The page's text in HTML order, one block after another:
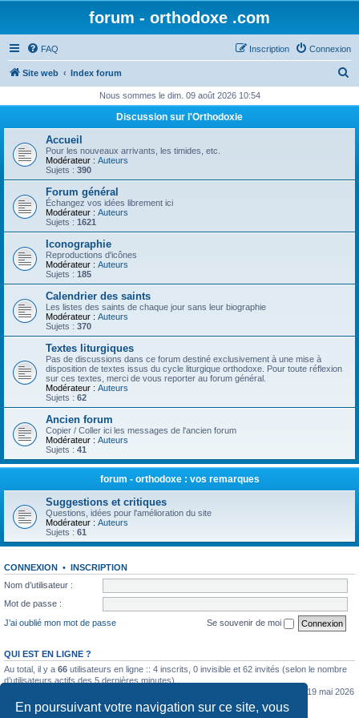
En poursuivant votre navigation sur ce site, vous
forum - orthodoxe .com
FAQ Connexion
Inscription
Site web Index forum
h
Nous sommes le dim. 09 août 2026 10:54
Discussion sur l'Orthodoxie
Accueil
Pour les nouveaux arrivants, les timides, etc.
Modérateur : Auteurs
Sujets : 390
Forum général
Échangez vos idées librement ici
Modérateur : Auteurs
Sujets : 1621
Iconographie
Reproductions d'icônes
Modérateur : Auteurs
Sujets : 185
Calendrier des saints
Les listes des saints de chaque jour sans leur biographie
Modérateur : Auteurs
Sujets : 370
Textes liturgiques
Pas de discussions dans ce forum destiné exclusivement à une mise à
disposition de textes issus du cycle liturgique orthodoxe. Pour toute réflexion
sur ces textes, merci de vous reporter au forum général.
Modérateur : Auteurs
Sujets : 62
Ancien forum
Copier / Coller ici les messages de l'ancien forum
Modérateur : Auteurs
Sujets : 41
forum - orthodoxe : vos remarques
Suggestions et critiques
Questions, idées pour l'amélioration du site
Modérateur : Auteurs
Sujets : 61
CONNEXION • INSCRIPTION
Nom d’utilisateur :
Mot de passe :
J’ai oublié mon mot de passe
Se souvenir de moi
QUI EST EN LIGNE ?
Au total, il y a 66 utilisateurs en ligne :: 4 inscrits, 0 invisible et 62 invités (selon le nombre
d’utilisateurs actifs des 5 dernières minutes)
le mar. 19 mai 2026
0:07